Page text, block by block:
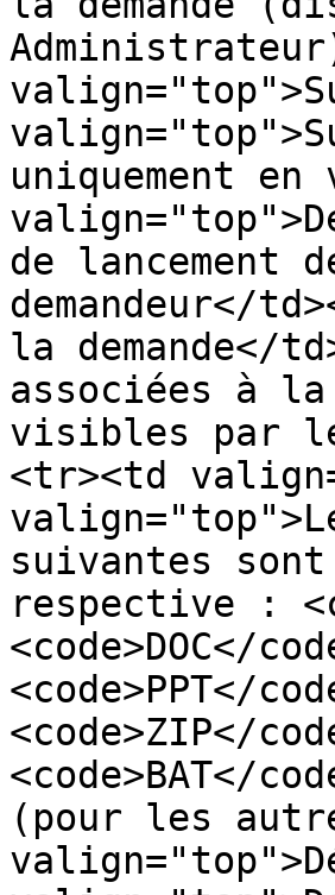
uniquement
de lancement
demandeur</
la demande</
associées à la
visibles par le
<tr><td
suivantes
respective :
<code>DOC</
<code>PPT</
<code>ZIP</
<code>BAT</
(pour les